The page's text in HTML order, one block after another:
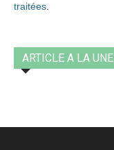
traitées.
ARTICLE A LA UNE